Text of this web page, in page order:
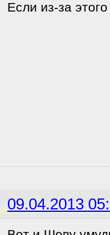
Если из-за
09.04.2013